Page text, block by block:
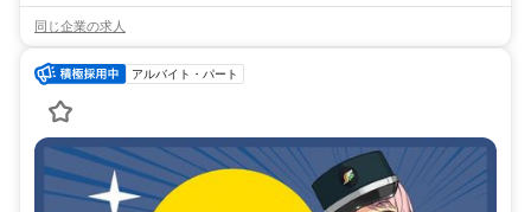
同じ企業の求人
アルバイト・パート